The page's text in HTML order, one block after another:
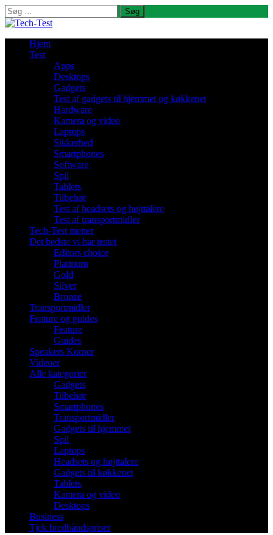
Søg
efter:
Hjem
Test
Apps
Desktops
Gadgets
Test af gadgets til hjemmet og køkkenet
Hardware
Kamera og video
Laptops
Sikkerhed
Smartphones
Software
Spil
Tablets
Tilbehør
Test af headsets og højttalere
Test af transportmidler
Tech-Test mener
Det bedste vi har testet
Editors choice
Platinum
Gold
Silver
Bronze
Transportmidler
Feature og guides
Feature
Guides
Speakers Korner
Videoer
Alle kategorier
Gadgets
Tilbehør
Smartphones
Transportmidler
Gadgets til hjemmet
Spil
Laptops
Headsets og højttalere
Gadgets til køkkenet
Tablets
Kamera og video
Desktops
Business
Tjek bredbåndspriser